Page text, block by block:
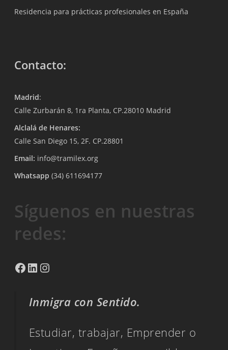
Residencia para prácticas profesionales en España
Contacto:
Madrid:
Calle Zurbarán 8, 1ra Planta, CP.28010 Madrid
Alclalá de Henares:
Calle San Diego 15, 2F. CP.28801
Email: info@tramilex.org
Whatsapp (34) 611694177
Síguenos en nuestras
redes:
Facebook
LinkedIn
Inmigra con Sentido.
Estudiar, trabajar, Emprender o